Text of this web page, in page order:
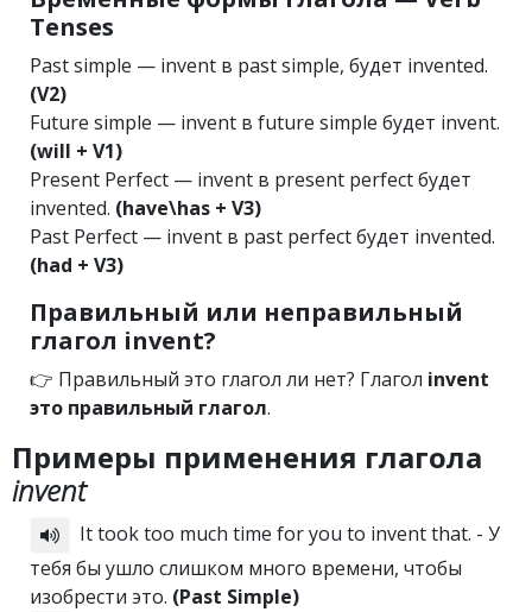
Tenses
Past simple — invent в past simple, будет invented.
(V2)
Future simple — invent в future simple будет invent.
(will + V1)
Present Perfect — invent в present perfect будет
invented. (have\has + V3)
Past Perfect — invent в past perfect будет invented.
(had + V3)
Правильный или неправильный
глагол invent?
👉 Правильный это глагол ли нет? Глагол invent
это правильный глагол.
Примеры применения глагола
invent
It took too much time for you to invent that. - У
тебя бы ушло слишком много времени, чтобы
изобрести это. (Past Simple)